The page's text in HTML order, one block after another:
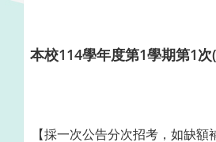
本校114學年度第1學期第1
【採一次公告分次招考，如缺